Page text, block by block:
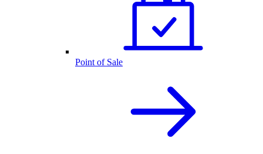
Point of Sale